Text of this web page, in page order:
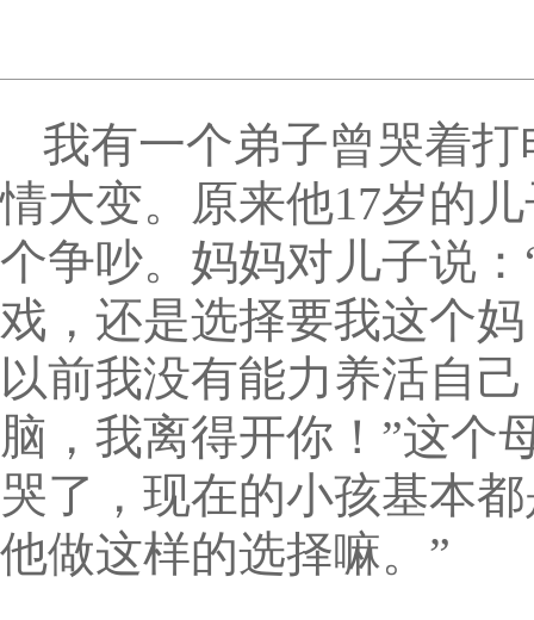
我有一个弟子曾哭着
情大变。原来他17岁的
个争吵。妈妈对儿子说
戏，还是选择要我这个
以前我没有能力养活自
脑，我离得开你！”这个
哭了，现在的小孩基本
他做这样的选择嘛。”